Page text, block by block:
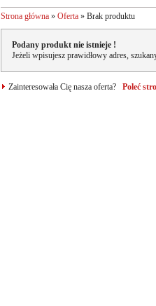
Strona główna » Oferta » Brak produktu
Podany produkt nie istnieje !
Jeżeli wpisujesz prawidłowy adres,
Zainteresowała Cię nasza oferta? Poleć